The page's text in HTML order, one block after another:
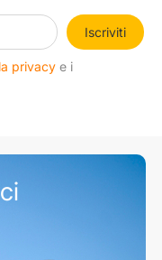
Iscriviti
privacy e i